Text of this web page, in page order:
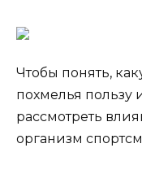
Чтобы понять,
похмелья пользу
рассмотреть
организм